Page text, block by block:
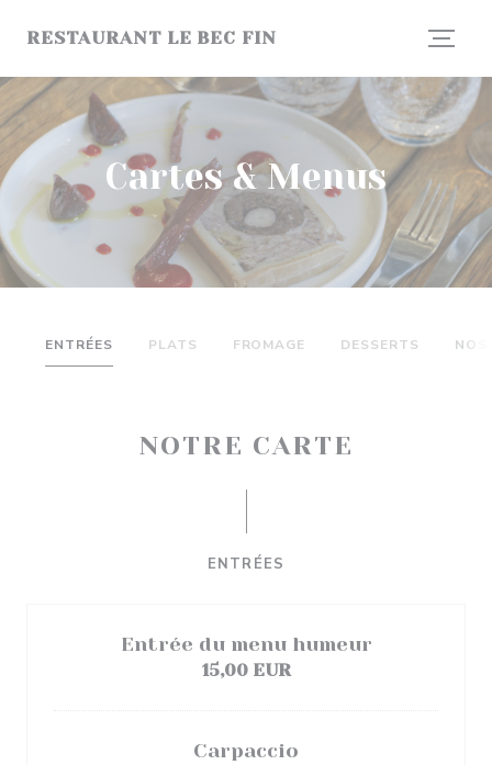
RESTAURANT LE BEC FIN
Cartes & Menus
ENTRÉES PLATS FROMAGE DESSERTS NOS
NOTRE CARTE
ENTRÉES
Entrée du menu humeur
15,00 EUR
Carpaccio